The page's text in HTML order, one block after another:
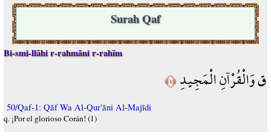
Surah Qaf
Bi-smi-llāhi r-rahmāni r-rahīm
ق وَالْقُرْآنِ الْمَجِيدِ﴿١﴾
50/Qaf-1: Qāf Wa Al-Qur'āni Al-Majīdi
q. ¡Por el glorioso Corán! (1)